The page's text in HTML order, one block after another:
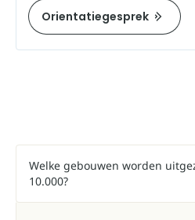
Orientatiegesprek
Welke gebouwen worden
10.000?